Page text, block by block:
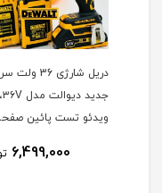
دریل شارژی 36
جدید دیوالت مدل ۳۶V،
ویدئو تست پائین
6,499,000